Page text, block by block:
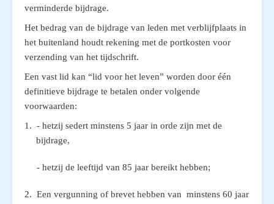
verminderde bijdrage.
Het bedrag van de bijdrage van leden met verblijfplaats in
het buitenland houdt rekening met de portkosten voor
verzending van het tijdschrift.
Een vast lid kan “lid voor het leven” worden door één
definitieve bijdrage te betalen onder volgende
voorwaarden:
1. - hetzij sedert minstens 5 jaar in orde zijn met de
bijdrage,
- hetzij de leeftijd van 85 jaar bereikt hebben;
2. Een vergunning of brevet hebben van minstens 60 jaar